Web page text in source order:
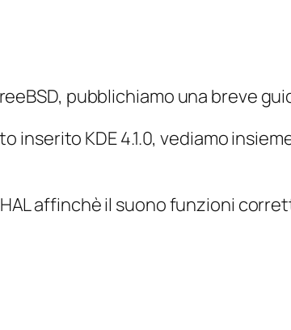
pubblichiamo una breve
inserito KDE 4.1.0, vediamo
affinchè il suono funzioni